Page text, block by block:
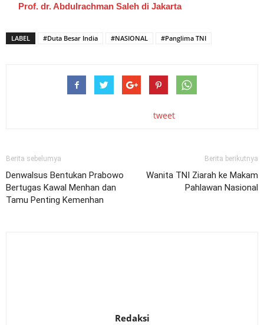
Prof. dr. Abdulrachman Saleh di Jakarta
LABEL #Duta Besar India #NASIONAL #Panglima TNI
tweet
Berita sebelumya
Denwalsus Bentukan Prabowo
Bertugas Kawal Menhan dan
Tamu Penting Kemenhan
Berita berikutnya
Wanita TNI Ziarah ke Makam
Pahlawan Nasional
Redaksi